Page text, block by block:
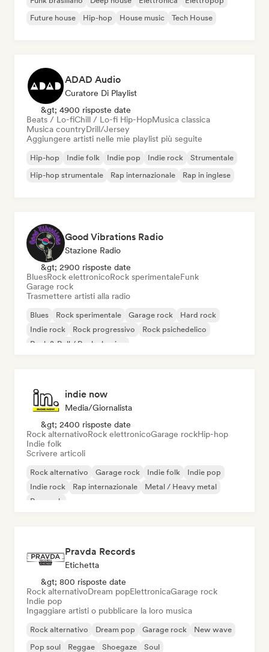
Future house
Hip-hop House music Tech House
ADAD Audio
Curatore Di Playlist
&gt; 4900 risposte date
Beats / Lo-fiChill / Lo-fi Hip-HopMusica classica
Musica countryDrill/Jersey
Aggiungere artisti nelle mie playlist più seguite
Hip-hop Indie folk Indie pop Indie rock
Strumentale
Hip-hop strumentale
Rap internazionale Rap in inglese
Good Vibrations Radio
Stazione Radio
&gt; 2900 risposte date
BluesRock elettronicoRock sperimentaleFunk
Garage rock
Trasmettere artisti alla radio
Blues Rock sperimentale Garage rock
Hard rock
Indie rock
Rock progressivo
Rock psichedelico
Rock & Roll / Rock classico
indie now
Media/Giornalista
&gt; 2400 risposte date
Rock alternativoRock elettronicoGarage rockHip-hop
Indie folk
Scrivere articoli
Rock alternativo Garage rock Indie folk
Indie pop
Indie rock
Rap internazionale
Metal / Heavy metal
Pop rock
Pravda Records
Etichetta
&gt; 800 risposte date
Rock alternativoDream popElettronicaGarage rock
Indie pop
Ingaggiare artisti o pubblicare la loro musica
Rock alternativo Dream pop Garage rock
New wave
Pop soul
Reggae Shoegaze Soul